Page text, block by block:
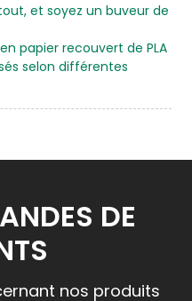
et soyez un buveur de
papier recouvert de PLA
selon différentes
DE
nos produits